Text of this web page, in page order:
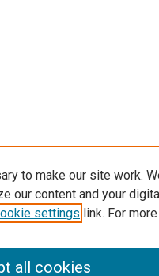
to make our site work.
our content and your
settings link. For
all cookies